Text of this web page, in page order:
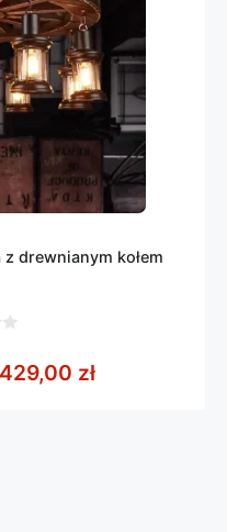
drewnianym kołem
złZakres cen: